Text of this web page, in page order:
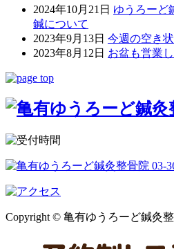
2024年10月21日 ゆうろーど
鍼について
2023年9月13日 今週の空き状
2023年8月12日 お盆も営業
Copyright © 亀有ゆうろーど鍼灸整